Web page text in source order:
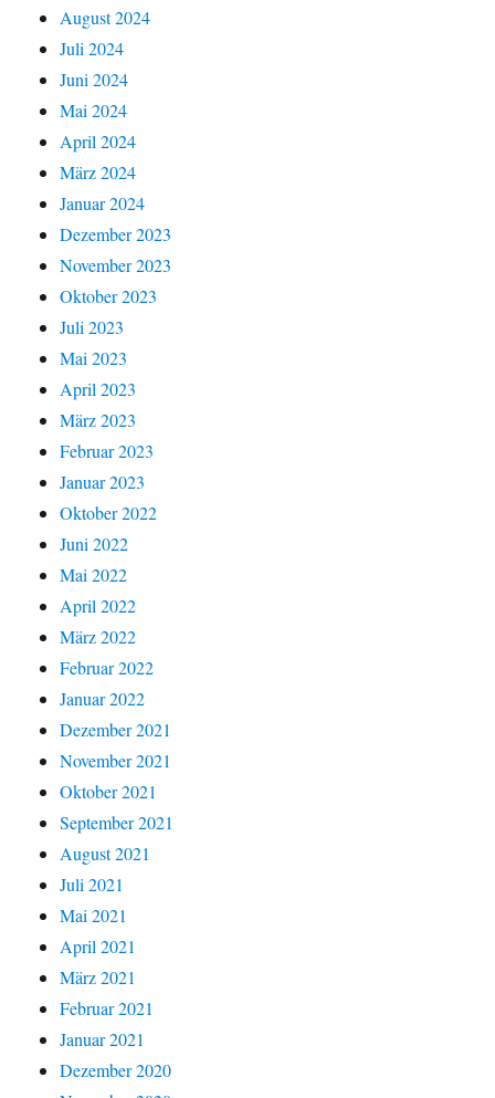
August 2024
Juli 2024
Juni 2024
Mai 2024
April 2024
März 2024
Januar 2024
Dezember 2023
November 2023
Oktober 2023
Juli 2023
Mai 2023
April 2023
März 2023
Februar 2023
Januar 2023
Oktober 2022
Juni 2022
Mai 2022
April 2022
März 2022
Februar 2022
Januar 2022
Dezember 2021
November 2021
Oktober 2021
September 2021
August 2021
Juli 2021
Mai 2021
April 2021
März 2021
Februar 2021
Januar 2021
Dezember 2020